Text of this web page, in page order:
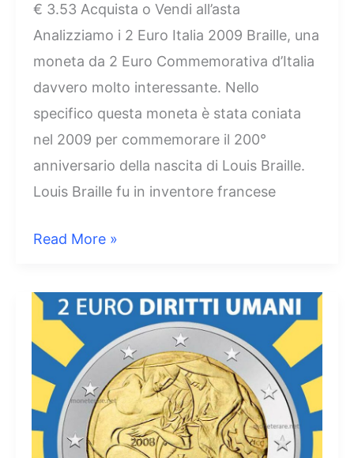
€ 3.53 Acquista o Vendi all’asta
Analizziamo i 2 Euro Italia 2009 Braille, una
moneta da 2 Euro Commemorativa d’Italia
davvero molto interessante. Nello
specifico questa moneta è stata coniata
nel 2009 per commemorare il 200°
anniversario della nascita di Louis Braille.
Louis Braille fu in inventore francese
2
Italia
2009
Braille
Read More »